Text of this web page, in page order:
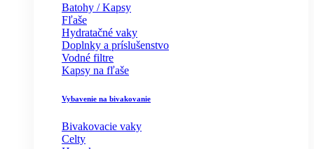
Batohy / Kapsy
Fľaše
Hydratačné vaky
Doplnky a príslušenstvo
Vodné filtre
Kapsy na fľaše
Vybavenie na bivakovanie
Bivakovacie vaky
Celty